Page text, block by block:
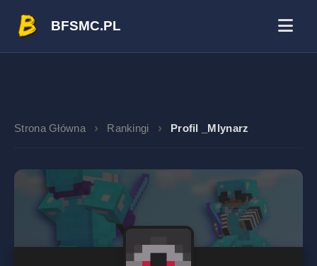
BFSMC.PL
Strona Główna Rankingi Profil _Mlynarz